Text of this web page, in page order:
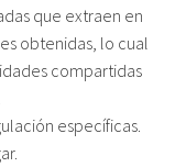
que extraen en
obtenidas, lo cual
compartidas
específicas.